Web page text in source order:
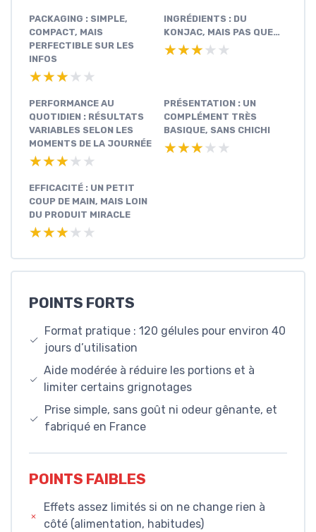
PACKAGING : SIMPLE,
COMPACT, MAIS
PERFECTIBLE SUR LES
INFOS
★★★★★
★★★★★
INGRÉDIENTS : DU
KONJAC, MAIS PAS QUE…
★★★★★
★★★★★
PERFORMANCE AU
QUOTIDIEN : RÉSULTATS
VARIABLES SELON LES
MOMENTS DE LA JOURNÉE
★★★★★
★★★★★
PRÉSENTATION : UN
COMPLÉMENT TRÈS
BASIQUE, SANS CHICHI
★★★★★
★★★★★
EFFICACITÉ : UN PETIT
COUP DE MAIN, MAIS LOIN
DU PRODUIT MIRACLE
★★★★★
★★★★★
POINTS FORTS
Format pratique : 120 gélules pour environ 40
jours d’utilisation
Aide modérée à réduire les portions et à
limiter certains grignotages
Prise simple, sans goût ni odeur gênante, et
fabriqué en France
POINTS FAIBLES
Effets assez limités si on ne change rien à
côté (alimentation, habitudes)